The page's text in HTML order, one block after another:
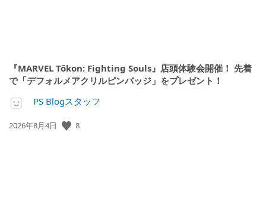
『MARVEL Tōkon: Fighting Souls』店頭体験会開催！ 先着
で「デフォルメアクリルピンバッジ」をプレゼント！
PS Blogスタッフ
公
2026年8月4日 8